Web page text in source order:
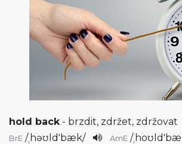
hold back- brzdit, zdržet, zdržovat
BrE /ˌhəʊld'bæk/ AmE /